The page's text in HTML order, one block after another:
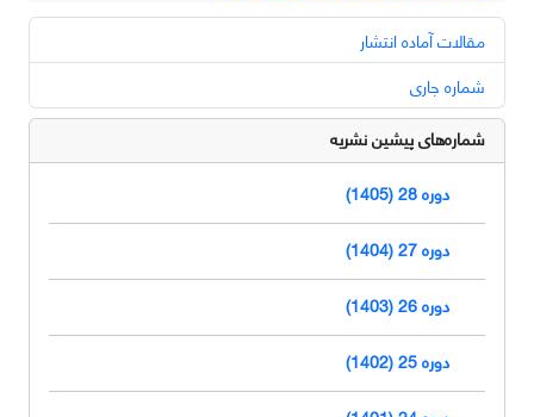
مقالات آماده انتشار
شماره جاری
شماره‌های پیشین نشریه
دوره 28 (1405)
دوره 27 (1404)
دوره 26 (1403)
دوره 25 (1402)